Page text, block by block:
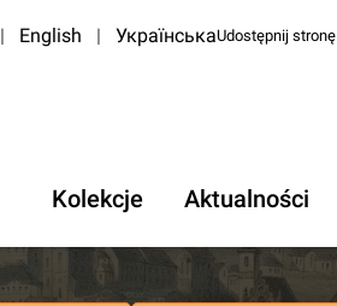
| English | УкраїнськаUdostępnij stronę
Kolekcje Aktualności